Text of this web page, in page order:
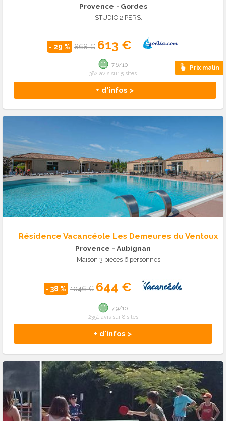
Provence - Gordes
STUDIO 2 PERS.
- 29 % 868 € 613 €
Prix malin
+ d'infos >
7.6/10
382 avis sur 5 sites
Résidence Vacancéole Les Demeures du Ventoux
Provence - Aubignan
Maison 3 pièces 6 personnes
- 38 % 1046 € 644 €
+ d'infos >
7.9/10
2351 avis sur 8 sites